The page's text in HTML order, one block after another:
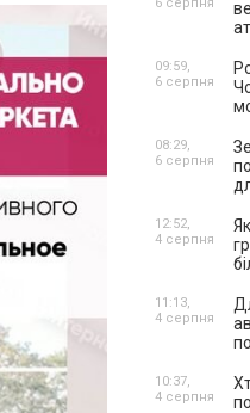
09:59,
6 серпня
08:29,
6 серпня
12:52,
4 серпня
11:13,
4 серпня
10:37,
4 серпня